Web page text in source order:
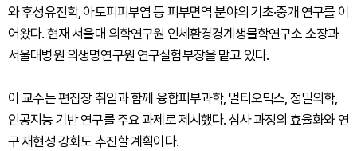
와 후성유전학, 아토피피부염 등 피부면역 분야의 기초·중개 연구를 이
어왔다. 현재 서울대 의학연구원 인체환경경계생물학연구소 소장과
서울대병원 의생명연구원 연구실험부장을 맡고 있다.
이 교수는 편집장 취임과 함께 융합피부과학, 멀티오믹스, 정밀의학,
인공지능 기반 연구를 주요 과제로 제시했다. 심사 과정의 효율화와 연
구 재현성 강화도 추진할 계획이다.